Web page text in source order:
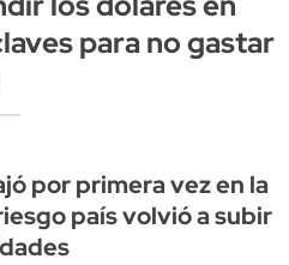
para no gastar
por primera vez en la
país volvió a subir